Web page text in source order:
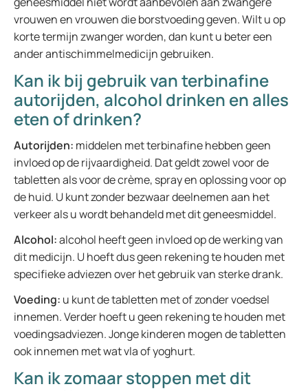
vrouwen en vrouwen die borstvoeding geven. Wilt u op
korte termijn zwanger worden, dan kunt u beter een
ander antischimmelmedicijn gebruiken.
Kan ik bij gebruik van terbinafine
autorijden, alcohol drinken en alles
eten of drinken?
Autorijden: middelen met terbinafine hebben geen
invloed op de rijvaardigheid. Dat geldt zowel voor de
tabletten als voor de crème, spray en oplossing voor op
de huid. U kunt zonder bezwaar deelnemen aan het
verkeer als u wordt behandeld met dit geneesmiddel.
Alcohol:alcohol heeft geen invloed op de werking van
dit medicijn. U hoeft dus geen rekening te houden met
specifieke adviezen over het gebruik van sterke drank.
Voeding: u kunt de tabletten met of zonder voedsel
innemen. Verder hoeft u geen rekening te houden met
voedingsadviezen. Jonge kinderen mogen de tabletten
ook innemen met wat vla of yoghurt.
Kan ik zomaar stoppen met dit